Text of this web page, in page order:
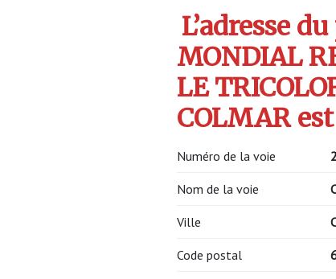
L’adresse
MONDIAL
LE
COLMAR
Numéro de la voie
Nom de la voie
Ville
Code postal